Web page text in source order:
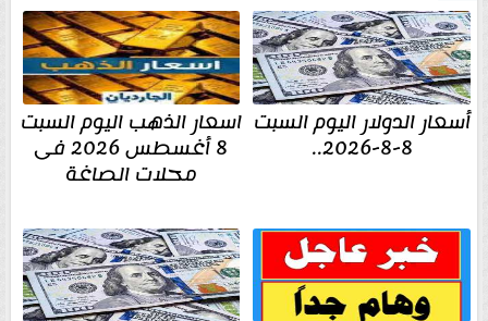
أسعار الدولار اليوم السبت
8-8-2026..
اسعار الذهب اليوم السبت
8 أغسطس 2026 فى
محلات الصاغة